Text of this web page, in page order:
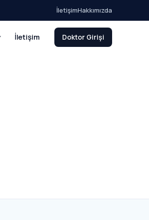
İletişimHakkımızda
İletişim Doktor Girişi